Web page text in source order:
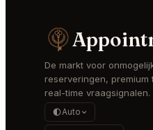
De markt voor
reserveringen, premium
real-time vraagsignalen.
Auto